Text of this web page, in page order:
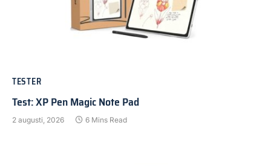
TESTER
Test: XP Pen Magic Note Pad
2 augusti, 2026 6 Mins Read